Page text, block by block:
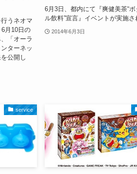
うネオマ
月10日の
「オーラ
ターネッ
公開し
6月3日、都内にて『爽健美茶“ボ
ル飲料”宣言』イベントが実施さ
2014年6月3日
service